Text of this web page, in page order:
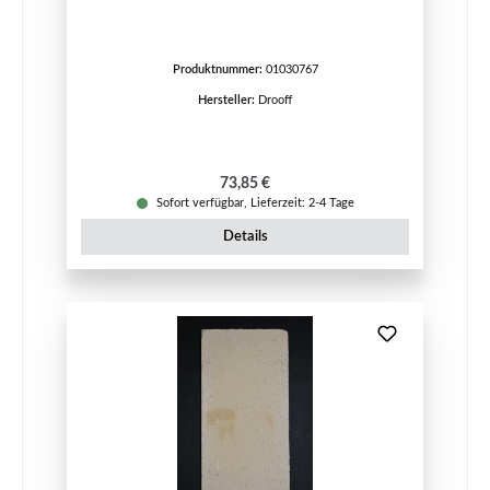
Produktnummer: 01030767
Hersteller: Drooff
Regulärer Preis:
73,85 €
Sofort verfügbar, Lieferzeit: 2-4 Tage
Details